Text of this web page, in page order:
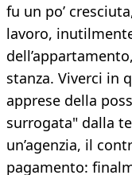
fu un po’
lavoro,
stanza. Viverci in
apprese della
surrogata" dalla
un’agenzia, il
pagamento: